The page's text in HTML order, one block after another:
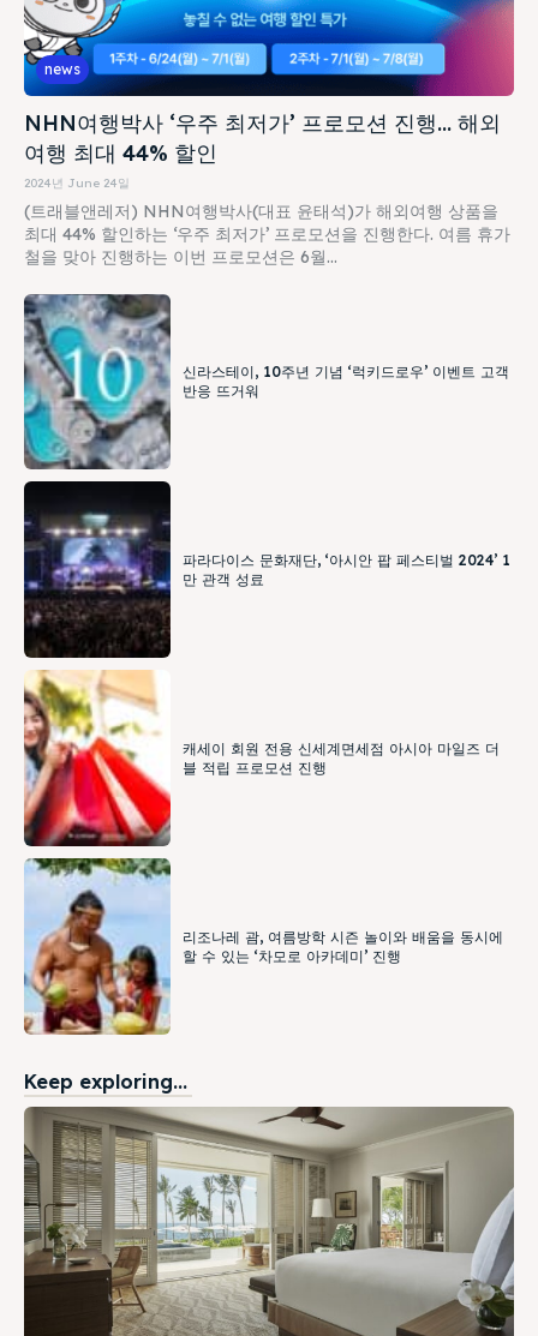
news
NHN여행박사 ‘우주 최저가’ 프로모션 진행… 해외
여행 최대 44% 할인
2024년 June 24일
(트래블앤레저) NHN여행박사(대표 윤태석)가 해외여행 상품을
최대 44% 할인하는 ‘우주 최저가’ 프로모션을 진행한다. 여름 휴가
철을 맞아 진행하는 이번 프로모션은 6월...
신라스테이, 10주년 기념 ‘럭키드로우’ 이벤트 고객
반응 뜨거워
파라다이스 문화재단, ‘아시안 팝 페스티벌 2024’ 1
만 관객 성료
캐세이 회원 전용 신세계면세점 아시아 마일즈 더
블 적립 프로모션 진행
리조나레 괌, 여름방학 시즌 놀이와 배움을 동시에
할 수 있는 ‘차모로 아카데미’ 진행
Keep exploring...